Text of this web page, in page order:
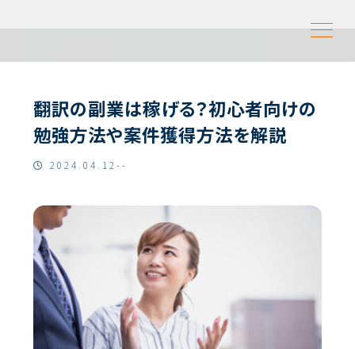
翻訳の副業は稼げる？初心者向けの
勉強方法や案件獲得方法を解説
2024.04.12--